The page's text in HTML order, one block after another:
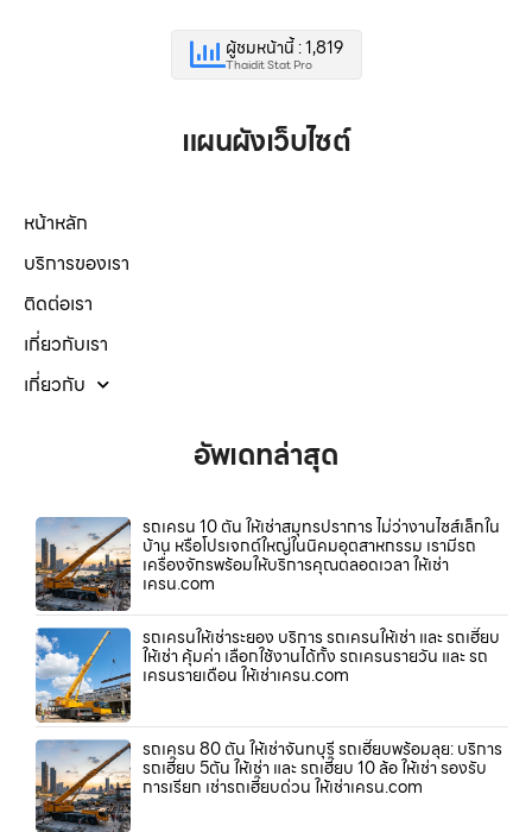
ผู้ชมหน้านี้ : 1,819
Thaidit Stat Pro
แผนผังเว็บไซต์
หน้าหลัก
บริการของเรา
ติดต่อเรา
เกี่ยวกับเรา
เกี่ยวกับ
อัพเดทล่าสุด
รถเครน 10 ตัน ให้เช่าสมุทรปราการ ไม่ว่างานไซส์เล็กใน
บ้าน หรือโปรเจกต์ใหญ่ในนิคมอุตสาหกรรม เรามีรถ
เครื่องจักรพร้อมให้บริการคุณตลอดเวลา ให้เช่า
เครน.com
รถเครนให้เช่าระยอง บริการ รถเครนให้เช่า และ รถเฮี๊ยบ
ให้เช่า คุ้มค่า เลือกใช้งานได้ทั้ง รถเครนรายวัน และ รถ
เครนรายเดือน ให้เช่าเครน.com
รถเครน 80 ตัน ให้เช่าจันทบุรี รถเฮี๊ยบพร้อมลุย: บริการ
รถเฮี๊ยบ 5ตัน ให้เช่า และ รถเฮี๊ยบ 10 ล้อ ให้เช่า รองรับ
การเรียก เช่ารถเฮี๊ยบด่วน ให้เช่าเครน.com